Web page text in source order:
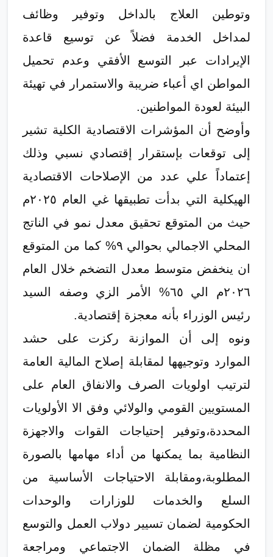
وتوطين العلاج بالداخل وتوفير وظائف
لمداخل الخدمة فضلاً عن توسيع قاعدة
الإيرادات عبر التوسع الأفقي وعدم تحميل
المواطن اي أعباء ضريبة والاستمرار في تهيئة
البيئة لعودة المواطنين.
وأوضح أن المؤشرات الاقتصادية الكلية تشير
إلى توقعات بإستقرار إقتصادي نسبي وذلك
إعتماداً علي عدد من الإصلاحات الاقتصادية
الهيكلية التي بدأت تطبيقها غي العام ٢٠٢٥م
حيث من المتوقع تحقيق معدل نمو في الناتج
المحلي الاجمالي بحوالي ٩% كما من المتوقع
ان ينخفض متوسط معدل التضخم خلال العام
٢٠٢٦م الي ٦٥% الأمر الزي وصفه السيد
رئيس الوزراء بأنه معجزة إقتصادية.
ونوه إلى أن الموازنة ركزت على حشد
الموارد وتوجيهها لمقابلة إصلاح المالية العامة
لترتيب اولويات الصرف والانفاق العام على
المستويين القومي والولائي وفق الا الأولويات
المحددة،وتوفير إحتياجات القوات والاجهزة
النظامية بما يمكنها من أداء مهامها بالصورة
المطلوبة،ومقابلة الاحتياجات الأساسية من
السلع والخدمات للوزارات والوحدات
الحكومية لضمان تسيير دولاب العمل والتوسع
في مظلة الضمان الاجتماعي ومراجعة